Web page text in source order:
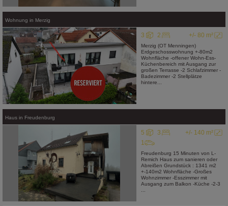
Wohnung in Merzig
+/- 80 m²
3 2
Merzig (OT Menningen)
Erdgeschosswohnung +-80m2
Wohnfläche -offener Wohn-Ess-
Küchenbereich mit Ausgang zur
großen Terrasse -2 Schlafzimmer -
Badezimmer -2 Stellplätze
hintere...
Haus in Freudenburg
+/- 140 m²
5
3
1
Freudenburg 15 Minuten von L-
Remich Haus zum sanieren oder
Abreißen Grundstück : 1341 m2
+-140m2 Wohnfläche -Großes
Wohnzimmer -Esszimmer mit
Ausgang zum Balkon -Küche -2-3